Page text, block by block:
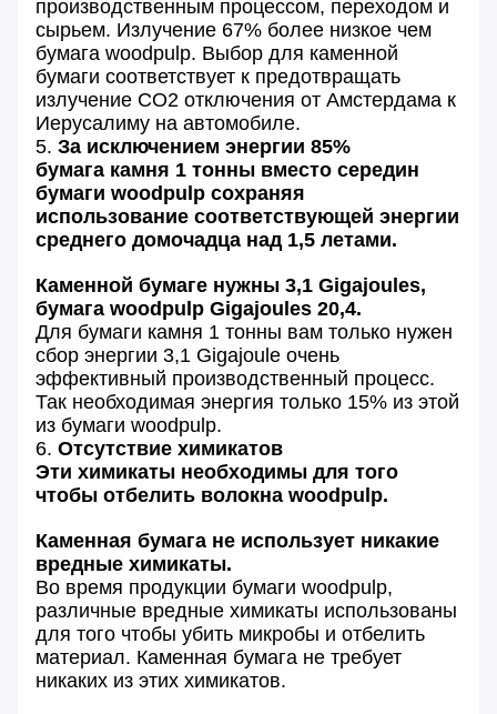
производственным процессом, переходом и
сырьем. Излучение 67% более низкое чем
бумага woodpulp. Выбор для каменной
бумаги соответствует к предотвращать
излучение СО2 отключения от Амстердама к
Иерусалиму на автомобиле.
5. За исключением энергии 85%
бумага камня 1 тонны вместо середин
бумаги woodpulp сохраняя
использование соответствующей энергии
среднего домочадца над 1,5 летами.
Каменной бумаге нужны 3,1 Gigajoules,
бумага woodpulp Gigajoules 20,4.
Для бумаги камня 1 тонны вам только нужен
сбор энергии 3,1 Gigajoule очень
эффективный производственный процесс.
Так необходимая энергия только 15% из этой
из бумаги woodpulp.
6. Отсутствие химикатов
Эти химикаты необходимы для того
чтобы отбелить волокна woodpulp.
Каменная бумага не использует никакие
вредные химикаты.
Во время продукции бумаги woodpulp,
различные вредные химикаты использованы
для того чтобы убить микробы и отбелить
материал. Каменная бумага не требует
никаких из этих химикатов.